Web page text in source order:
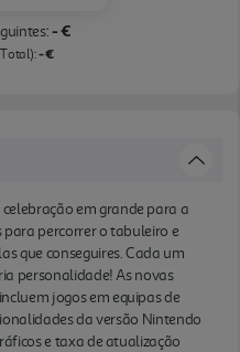
- €
- €
em grande para a
percorrer o tabuleiro e
que conseguires. Cada um
personalidade! As novas
jogos em equipas de
da versão Nintendo
e taxa de atualização